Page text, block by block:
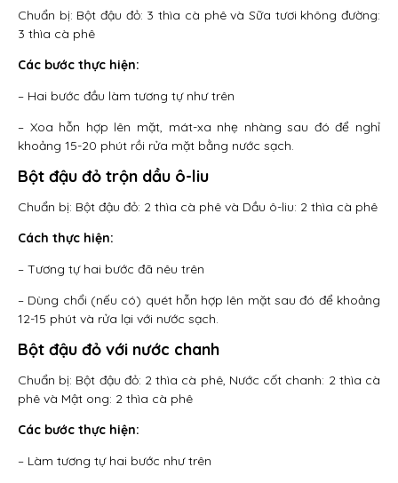
Chuẩn bị: Bột đậu đỏ: 3 thìa cà phê và Sữa tươi không đường:
3 thìa cà phê
Các bước thực hiện:
– Hai bước đầu làm tương tự như trên
– Xoa hỗn hợp lên mặt, mát-xa nhẹ nhàng sau đó để nghỉ
khoảng 15-20 phút rồi rửa mặt bằng nước sạch.
Bột đậu đỏ trộn dầu ô-liu
Chuẩn bị: Bột đậu đỏ: 2 thìa cà phê và Dầu ô-liu: 2 thìa cà phê
Cách thực hiện:
– Tương tự hai bước đã nêu trên
– Dùng chổi (nếu có) quét hỗn hợp lên mặt sau đó để khoảng
12-15 phút và rửa lại với nước sạch.
Bột đậu đỏ với nước chanh
Chuẩn bị: Bột đậu đỏ: 2 thìa cà phê, Nước cốt chanh: 2 thìa cà
phê và Mật ong: 2 thìa cà phê
Các bước thực hiện:
– Làm tương tự hai bước như trên